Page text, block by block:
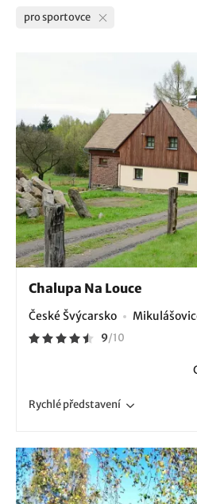
pro sportovce
Chalupa Na Louce
České Švýcarsko
9/10
Rychlépředstavení